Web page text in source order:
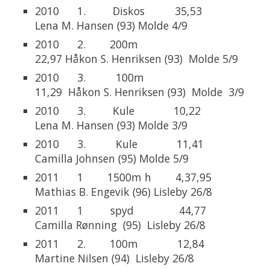
2010 1. Diskos 35,53
Lena M. Hansen (93) Molde 4/9
2010 2. 200m
22,97 Håkon S. Henriksen (93) Molde 5/9
2010 3. 100m
11,29 Håkon S. Henriksen (93) Molde 3/9
2010 3. Kule 10,22
Lena M. Hansen (93) Molde 3/9
2010 3. Kule 11,41
Camilla Johnsen (95) Molde 5/9
2011 1 1500m h 4,37,95
Mathias B. Engevik (96) Lisleby 26/8
2011 1 spyd 44,77
Camilla Rønning (95) Lisleby 26/8
2011 2. 100m 12,84
Martine Nilsen (94) Lisleby 26/8